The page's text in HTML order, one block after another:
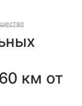
км от